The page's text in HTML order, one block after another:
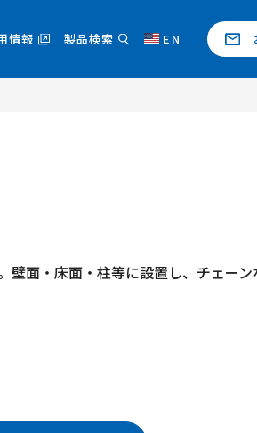
情報 製品検索 EN
壁面・床面・柱等に設置し、チェー